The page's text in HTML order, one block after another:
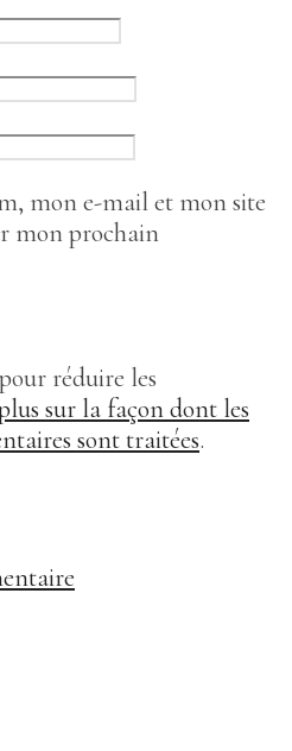
mon e-mail et mon site
mon prochain
réduire les
sur la façon dont les
sont traitées.